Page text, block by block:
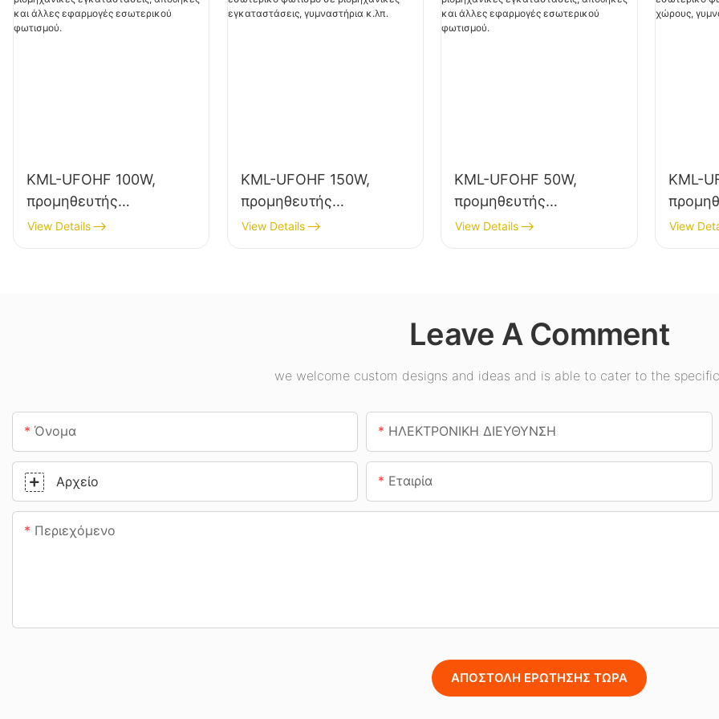
KML-UFOHF 100W,
προμηθευτής
φωτιστικών LED
υψηλής ποιότητας για
View Details
KML-UFOHF 150W,
προμηθευτής
φωτιστικών LED
υψηλής ευκρίνειας για
View Details
KML-UFOHF 50W,
προμηθευτής
φωτιστικών LED
υψηλής ευκρίνειας για
εφαρμογές εσωτερικού
View Details
KML-
View
Leave A Comment
we welcome custom designs and ideas and is able to cater to the specific
Όνομα ΗΛΕΚΤΡΟΝΙΚΗ ΔΙΕΥΘΥΝΣΗ
Αρχείο Εταιρία
Περιεχόμενο
ΑΠΟΣΤΟΛΉ ΕΡΏΤΗΣΗΣ ΤΏΡΑ